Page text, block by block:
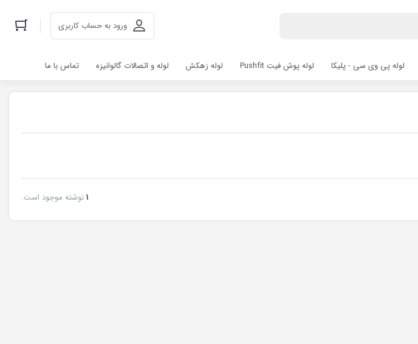
ورود به حساب کاربری
لوله پی وی سی - پلیکا لوله پوش فیت Pushfit لوله زهکش لوله و اتصالات گالوانیزه تماس با ما
1نوشته موجود است.